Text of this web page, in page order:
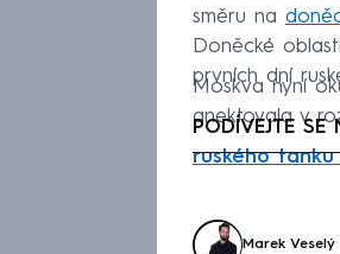
směru na
Doněcké
prvních dní
Moskva nyní
anektovala v
PODÍVEJTE
ruského
Marek Veselý